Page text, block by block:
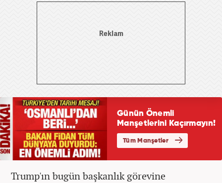
Trump'ın bugün başkanlık görevine